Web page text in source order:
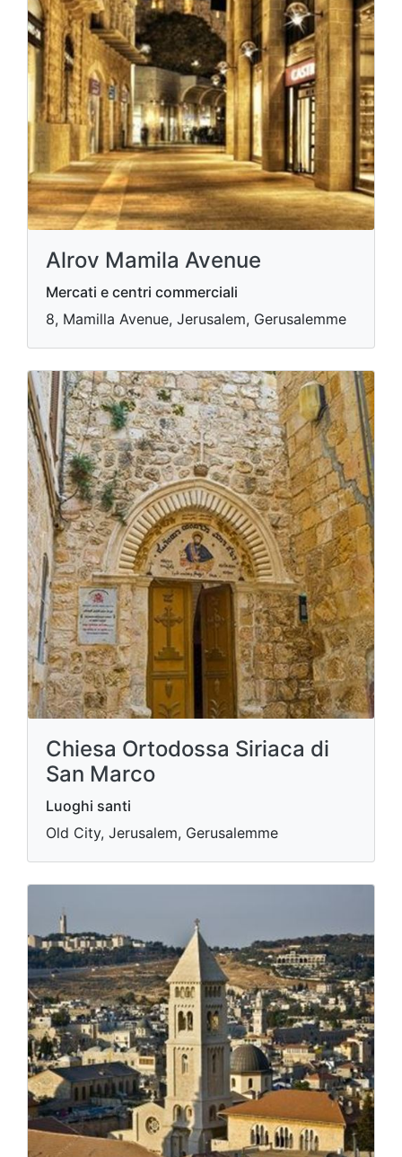
Alrov Mamila Avenue
Mercati e centri commerciali
8, Mamilla Avenue, Jerusalem, Gerusalemme
Chiesa Ortodossa Siriaca di
San Marco
Luoghi santi
Old City, Jerusalem, Gerusalemme